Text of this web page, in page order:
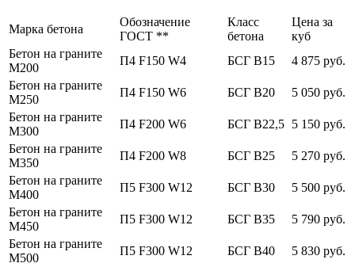
Марка бетона
Обозначение
ГОСТ **
Класс
бетона
Цена за
куб
Бетон на граните
М200
П4 F150 W4 БСГ В15
4 875 руб.
Бетон на граните
М250
П4 F150 W6 БСГ В20
5 050 руб.
Бетон на граните
М300
П4 F200 W6 БСГ В22,5 5 150 руб.
Бетон на граните
М350
П4 F200 W8 БСГ В25
5 270 руб.
Бетон на граните
М400
П5 F300 W12 БСГ В30
5 500 руб.
Бетон на граните
М450
П5 F300 W12 БСГ В35
5 790 руб.
Бетон на граните
М500
П5 F300 W12 БСГ В40
5 830 руб.